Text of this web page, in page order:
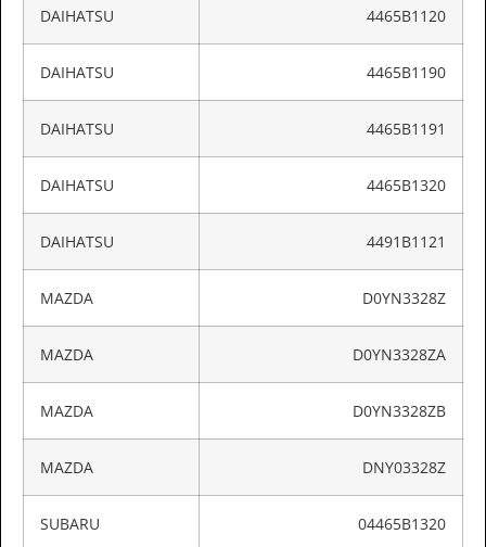
DAIHATSU 4465B1120
DAIHATSU 4465B1190
DAIHATSU 4465B1191
DAIHATSU 4465B1320
DAIHATSU 4491B1121
MAZDA D0YN3328Z
MAZDA D0YN3328ZA
MAZDA D0YN3328ZB
MAZDA DNY03328Z
SUBARU 04465B1320